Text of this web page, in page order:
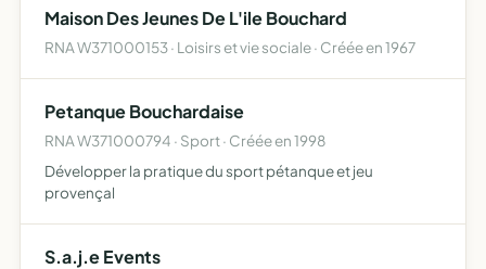
Maison Des Jeunes De L'ile Bouchard
RNA W371000153 · Loisirs et vie sociale · Créée en 1967
Petanque Bouchardaise
RNA W371000794 · Sport · Créée en 1998
Développer la pratique du sport pétanque et jeu
provençal
S.a.j.e Events